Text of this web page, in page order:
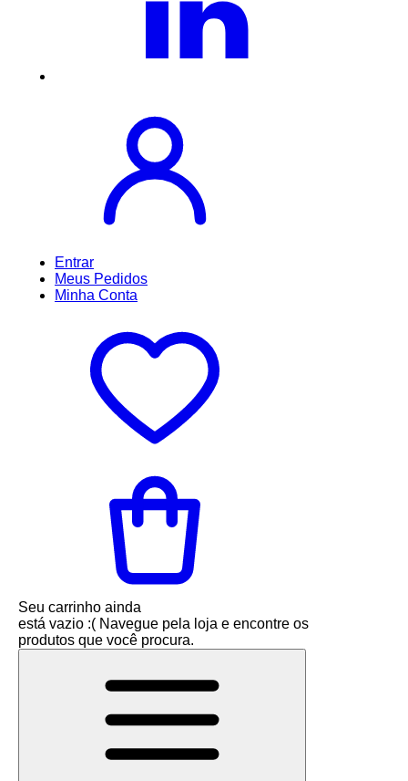
Entrar
Meus Pedidos
Minha Conta
Seu carrinho ainda
está vazio :( Navegue pela loja e encontre os
produtos que você procura.